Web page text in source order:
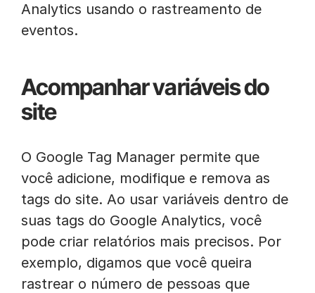
Analytics usando o rastreamento de
eventos.
Acompanhar variáveis do
site
O Google Tag Manager permite que
você adicione, modifique e remova as
tags do site. Ao usar variáveis dentro de
suas tags do Google Analytics, você
pode criar relatórios mais precisos. Por
exemplo, digamos que você queira
rastrear o número de pessoas que